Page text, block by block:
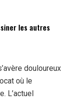
les autres
douloureux
où le
L’actuel